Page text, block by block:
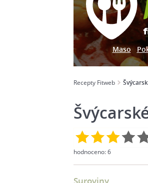
Maso
Recepty Fitweb
hodnoceno:6